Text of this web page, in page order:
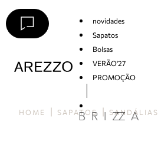
novidades
Sapatos
Bolsas
VERÃO'27
PROMOÇÃO
HOME SAPATOS SANDÁLIAS